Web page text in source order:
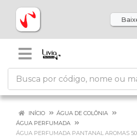
INÍCIO
ÁGUA DE COLÔNIA
ÁGUA PERFUMADA
ÁGUA PERFUMADA PANTANAL AROMAS